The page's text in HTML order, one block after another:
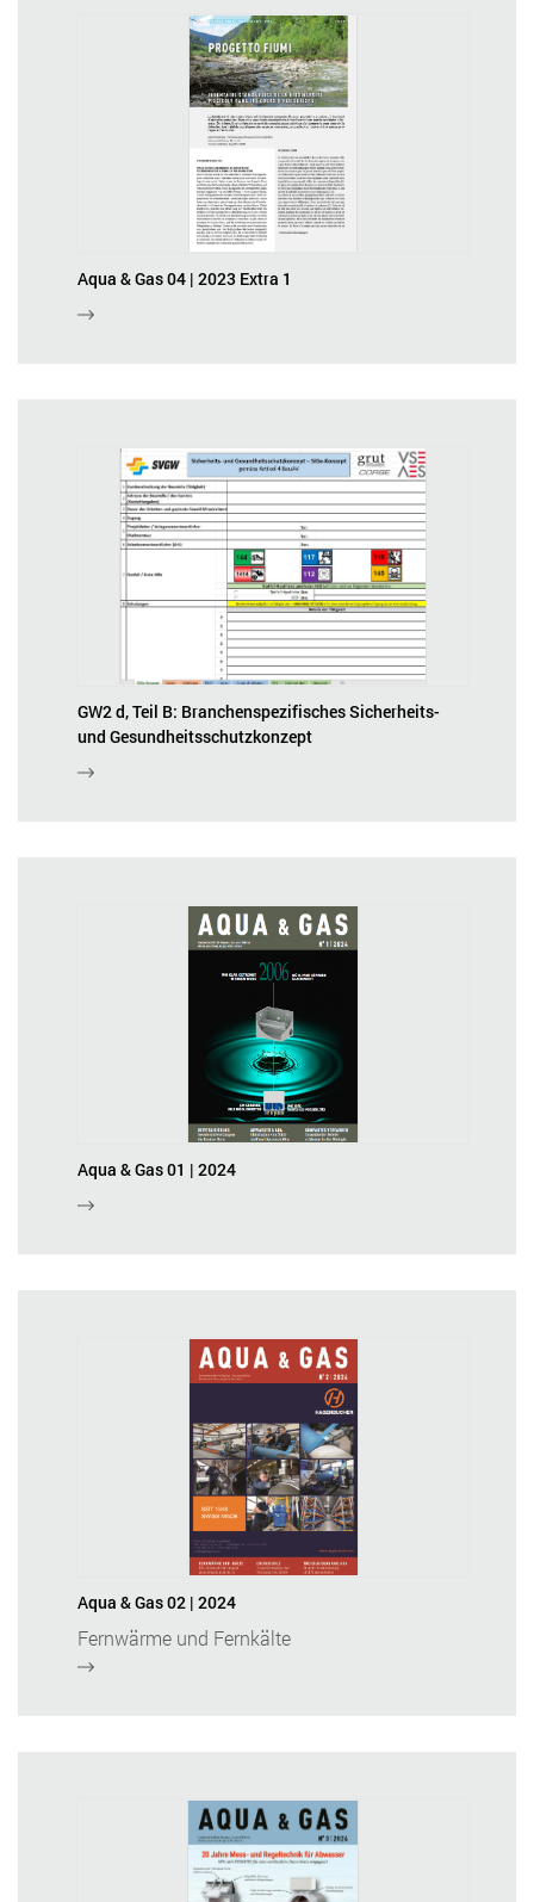
Aqua & Gas 04 | 2023 Extra 1
GW2 d, Teil B: Branchenspezifisches Sicherheits-
und Gesundheitsschutzkonzept
Aqua & Gas 01 | 2024
Aqua & Gas 02 | 2024
Fernwärme und Fernkälte